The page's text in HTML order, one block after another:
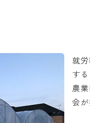
就
す
農
会